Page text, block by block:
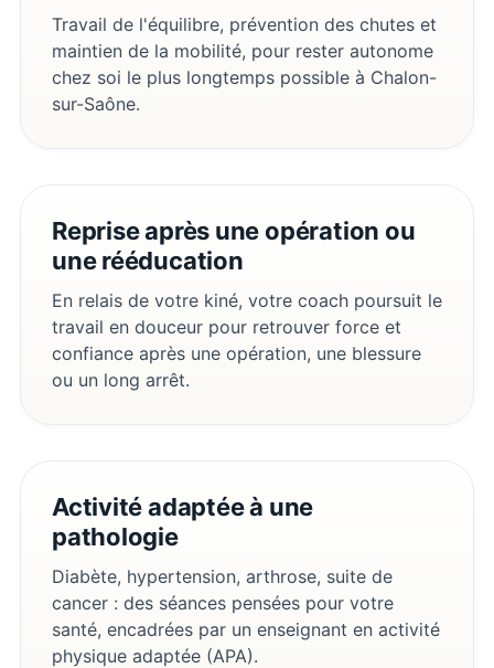
Travail de l'équilibre, prévention des chutes et
maintien de la mobilité, pour rester autonome
chez soi le plus longtemps possible à Chalon-
sur-Saône.
Reprise après une opération ou
une rééducation
En relais de votre kiné, votre coach poursuit le
travail en douceur pour retrouver force et
confiance après une opération, une blessure
ou un long arrêt.
Activité adaptée à une
pathologie
Diabète, hypertension, arthrose, suite de
cancer : des séances pensées pour votre
santé, encadrées par un enseignant en activité
physique adaptée (APA).